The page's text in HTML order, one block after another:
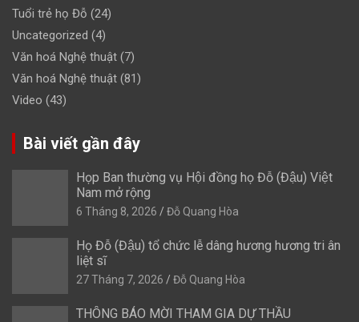
Tuổi trẻ họ Đỗ (24)
Uncategorized (4)
Văn hoá Nghệ thuật (7)
Văn hoá Nghệ thuật (81)
Video (43)
Bài viết gần đây
Họp Ban thường vụ Hội đồng họ Đỗ (Đậu) Việt
Nam mở rộng
6 Tháng 8, 2026 Đỗ Quang Hòa
Họ Đỗ (Đậu) tổ chức lễ dâng hương hương tri ân
liệt sĩ
27 Tháng 7, 2026 Đỗ Quang Hòa
THÔNG BÁO MỜI THAM GIA DỰ THẦU